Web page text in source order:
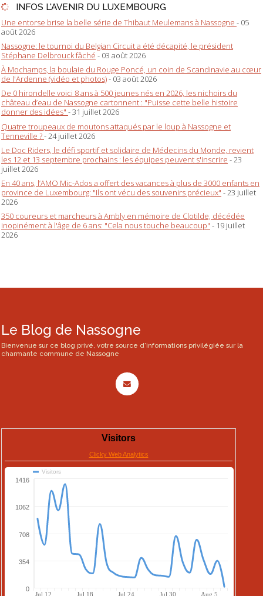
INFOS L'AVENIR DU LUXEMBOURG
Une entorse brise la belle série de Thibaut Meulemans à Nassogne - 05
août 2026
Nassogne: le tournoi du Belgian Circuit a été décapité, le président
Stéphane Delbrouck fâché - 03 août 2026
À Mochamps, la boulaie du Rouge Poncé, un coin de Scandinavie au cœur
de l'Ardenne (vidéo et photos)- 03 août 2026
De 0 hirondelle voici 8 ans à 500 jeunes nés en 2026, les nichoirs du
château d’eau de Nassogne cartonnent : "Puisse cette belle histoire
donner des idées" - 31 juillet 2026
Quatre troupeaux de moutons attaqués par le loup à Nassogne et
Tenneville ?- 24 juillet 2026
Le Doc Riders, le défi sportif et solidaire de Médecins du Monde, revient
les 12 et 13 septembre prochains : les équipes peuvent s'inscrire - 23
juillet 2026
En 40 ans, l’AMO Mic-Ados a offert des vacances à plus de 3000 enfants en
province de Luxembourg: "Ils ont vécu des souvenirs précieux" - 23 juillet
2026
350 coureurs et marcheurs à Ambly en mémoire de Clotilde, décédée
inopinément à l'âge de 6 ans: "Cela nous touche beaucoup" - 19 juillet
2026
Le Blog de Nassogne
Bienvenue sur ce blog privé, votre source d'informations privilégiée sur la
charmante commune de Nassogne